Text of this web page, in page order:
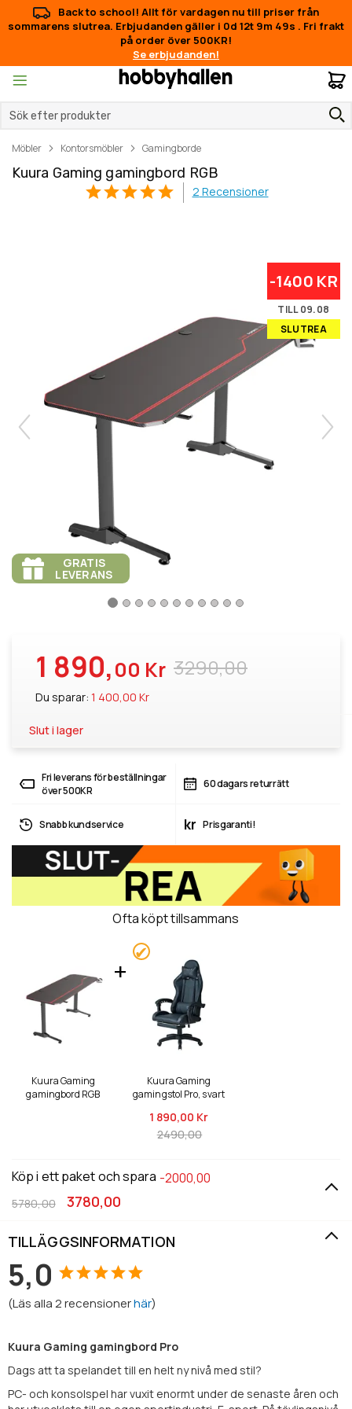
Back to school! Allt för vardagen nu till priser från
sommarens slutrea. Erbjudanden gäller i 0d 12t 9m 49s . Fri frakt
på order över 500KR!
Se erbjudanden!
Möbler Kontorsmöbler Gamingborde
Kuura Gaming gamingbord RGB
2 Recensioner
-1400 KR
TILL 09.08
SLUTREA
GRATIS
LEVERANS
3290,00
1 890,00 Kr
Du sparar: 1 400,00 Kr
Slut i lager
Fri leverans för beställningar
över 500KR
60 dagars returrätt
Snabb kundservice kr Prisgaranti!
Ofta köpt tillsammans
Kuura Gaming
gamingbord RGB
Kuura Gaming
gamingstol Pro, svart
1 890,00 Kr
2490,00
Köp i ett paket och spara -2000,00
3780,00
5780,00
TILLÄGGSINFORMATION
5,0
(Läs alla2recensionerhär)
Kuura Gaming gamingbord Pro
Dags att ta spelandet till en helt ny nivå med stil?
PC- och konsolspel har vuxit enormt under de senaste åren och